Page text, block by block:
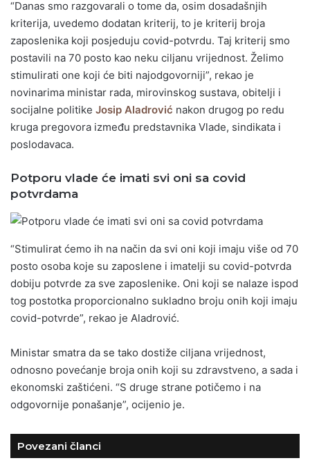
“Danas smo razgovarali o tome da, osim dosadašnjih
kriterija, uvedemo dodatan kriterij, to je kriterij broja
zaposlenika koji posjeduju covid-potvrdu. Taj kriterij smo
postavili na 70 posto kao neku ciljanu vrijednost. Želimo
stimulirati one koji će biti najodgovorniji”, rekao je
novinarima ministar rada, mirovinskog sustava, obitelji i
socijalne politike Josip Aladrović nakon drugog po redu
kruga pregovora između predstavnika Vlade, sindikata i
poslodavaca.
Potporu vlade će imati svi oni sa covid
potvrdama
“Stimulirat ćemo ih na način da svi oni koji imaju više od 70
posto osoba koje su zaposlene i imatelji su covid-potvrda
dobiju potvrde za sve zaposlenike. Oni koji se nalaze ispod
tog postotka proporcionalno sukladno broju onih koji imaju
covid-potvrde”, rekao je Aladrović.
Ministar smatra da se tako dostiže ciljana vrijednost,
odnosno povećanje broja onih koji su zdravstveno, a sada i
ekonomski zaštićeni. “S druge strane potičemo i na
odgovornije ponašanje”, ocijenio je.
Povezani članci